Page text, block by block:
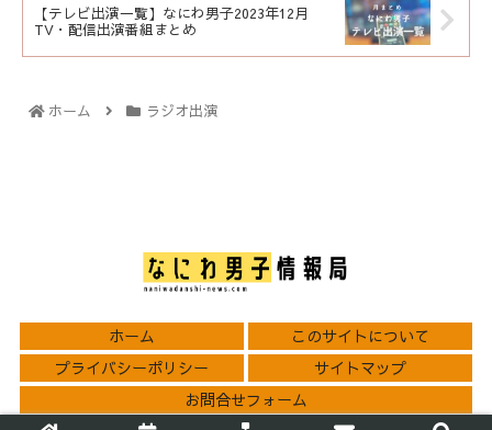
【テレビ出演一覧】なにわ男子2023年12月
TV・配信出演番組まとめ
ホーム ラジオ出演
ホーム
このサイトについて
プライバシーポリシー
サイトマップ
お問合せフォーム